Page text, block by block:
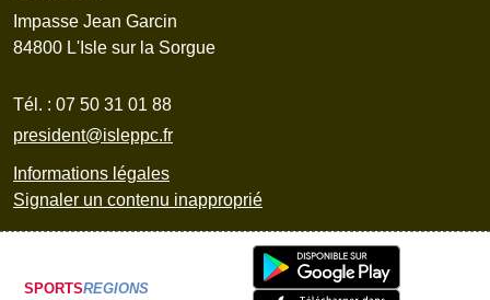
Impasse Jean Garcin
84800 L'Isle sur la Sorgue
Tél. : 07 50 31 01 88
president@isleppc.fr
Informations légales
Signaler un contenu inapproprié
SPORTSREGIONS